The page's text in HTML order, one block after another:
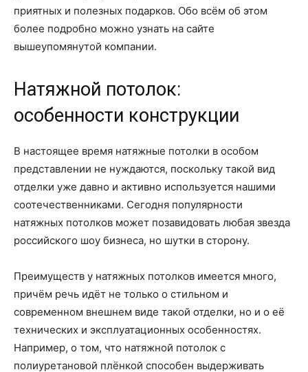
приятных и полезных подарков. Обо всём об этом
более подробно можно узнать на сайте
вышеупомянутой компании.
Натяжной потолок:
особенности конструкции
В настоящее время натяжные потолки в особом
представлении не нуждаются, поскольку такой вид
отделки уже давно и активно используется нашими
соотечественниками. Сегодня популярности
натяжных потолков может позавидовать любая звезда
российского шоу бизнеса, но шутки в сторону.
Преимуществ у натяжных потолков имеется много,
причём речь идёт не только о стильном и
современном внешнем виде такой отделки, но и о её
технических и эксплуатационных особенностях.
Например, о том, что натяжной потолок с
полиуретановой плёнкой способен выдерживать